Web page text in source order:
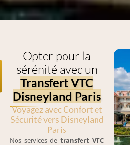
Opter pour la
sérénité avec un
Transfert VTC
Disneyland Paris
Voyagez avec Confort et
Sécurité vers Disneyland
Paris
Nos services de transfert VTC